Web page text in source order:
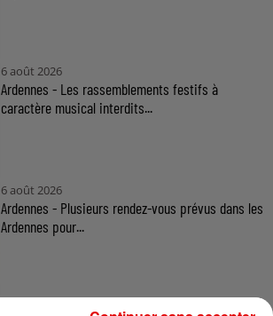
6 août 2026
Ardennes - Les rassemblements festifs à
caractère musical interdits...
6 août 2026
Ardennes - Plusieurs rendez-vous prévus dans les
Ardennes pour...